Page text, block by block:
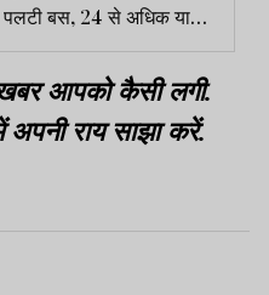
पलटी बस, 24 से अधिक यात्री
घायल
आपको कैसी लगी.
राय साझा करें.